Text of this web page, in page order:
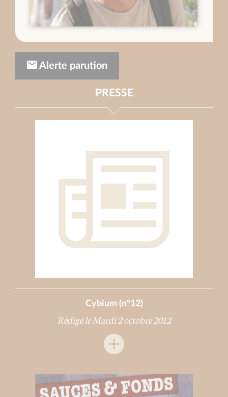
Alerte parution
PRESSE
Cybium (n°12)
Rédigé le Mardi 2 octobre 2012